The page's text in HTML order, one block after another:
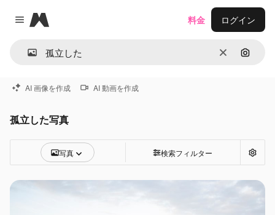
Close menu
Magnific
消去 画像で
料金 ログイン
AI 画像を作成 AI 動画を作成
孤立した写真
写真 検索フィルター